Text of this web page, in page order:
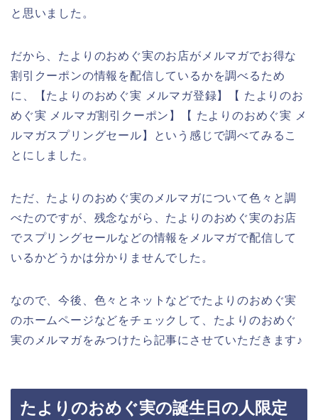
と思いました。
だから、たよりのおめぐ実のお店がメルマガでお得な
割引クーポンの情報を配信しているかを調べるため
に、【たよりのおめぐ実 メルマガ登録】【 たよりのお
めぐ実 メルマガ割引クーポン】【 たよりのおめぐ実 メ
ルマガスプリングセール】という感じで調べてみるこ
とにしました。
ただ、たよりのおめぐ実のメルマガについて色々と調
べたのですが、残念ながら、たよりのおめぐ実のお店
でスプリングセールなどの情報をメルマガで配信して
いるかどうかは分かりませんでした。
なので、今後、色々とネットなどでたよりのおめぐ実
のホームページなどをチェックして、たよりのおめぐ
実のメルマガをみつけたら記事にさせていただきます♪
たよりのおめぐ実の誕生日の人限定